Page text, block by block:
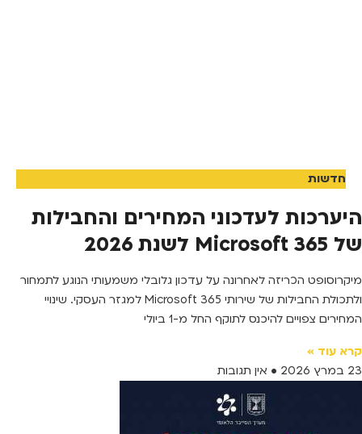
חדשות
היערכות לעדכוני המחירים והחבילות
של Microsoft 365 לשנת 2026
מיקרוסופט הכריזה לאחרונה על עדכון גלובלי משמעותי הנוגע לתמחור
ולתכולת החבילות של שירותי Microsoft 365 למגזר העסקי. שינויי
המחירים צפויים להיכנס לתוקף החל מ-1 ביולי
קרא עוד »
23 במרץ 2026
אין תגובות